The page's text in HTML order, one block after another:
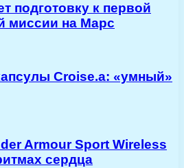
подготовку к первой
миссии на Марс
Croise.a: «умный»
Armour Sport Wireless
сердца